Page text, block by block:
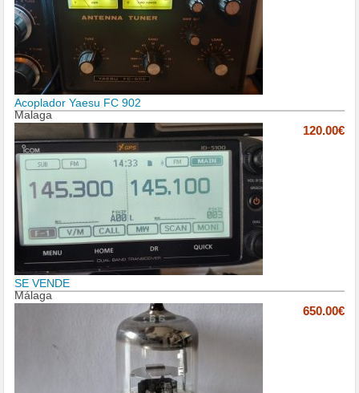
Acoplador Yaesu FC 902
Malaga
120.00€
SE VENDE
Málaga
650.00€